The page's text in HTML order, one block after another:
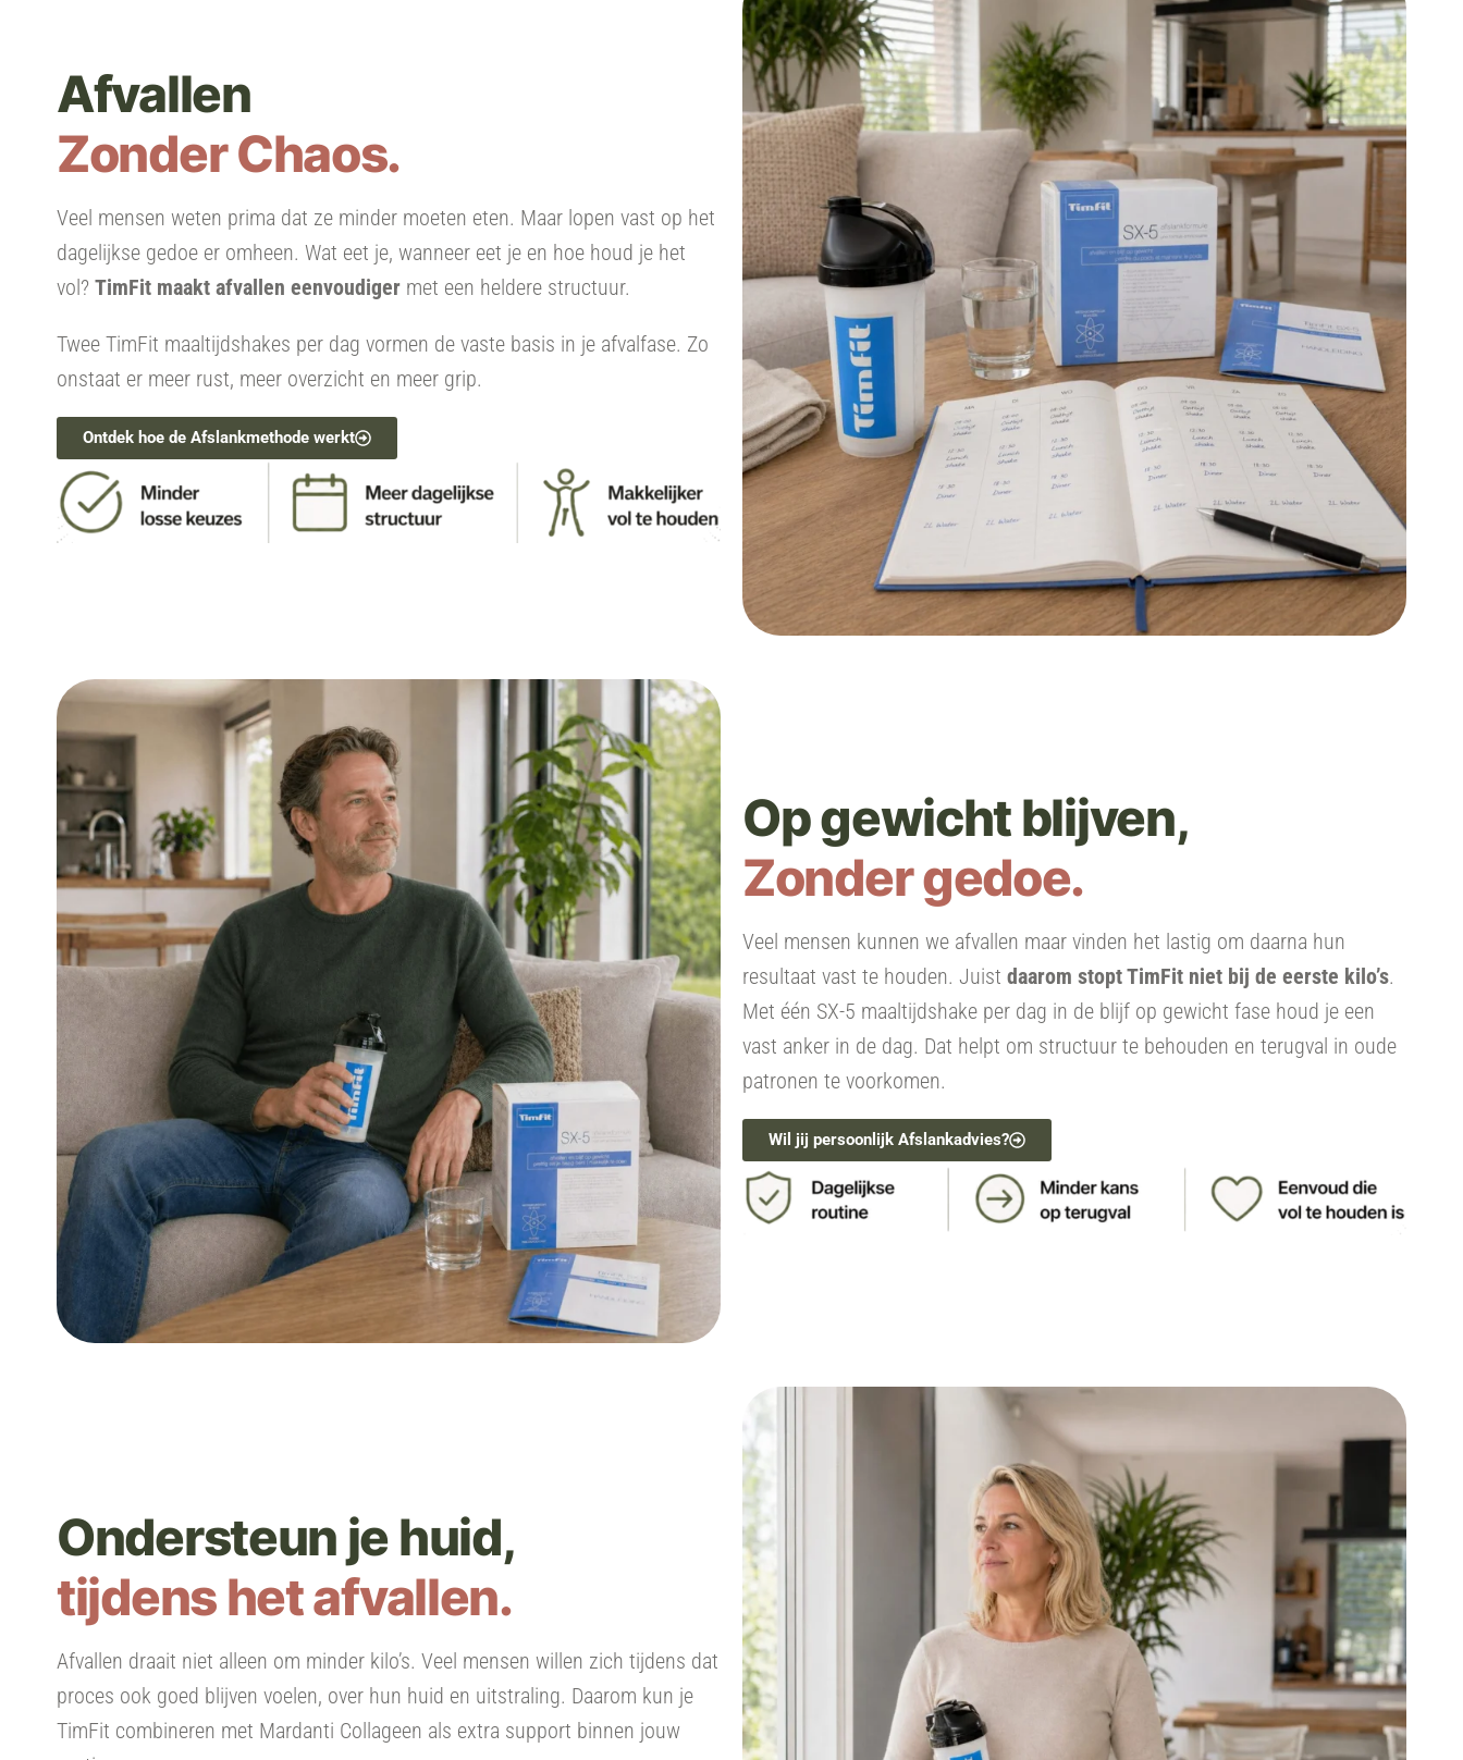
Afvallen
Zonder Chaos.
Veel mensen weten prima dat ze minder moeten eten. Maar lopen vast op het
dagelijkse gedoe er omheen. Wat eet je, wanneer eet je en hoe houd je het
vol? TimFit maakt afvallen eenvoudiger met een heldere structuur.
Twee TimFit maaltijdshakes per dag vormen de vaste basis in je afvalfase. Zo
onstaat er meer rust, meer overzicht en meer grip.
Ontdek hoe de Afslankmethode werkt
Op gewicht blijven,
Zonder gedoe.
Veel mensen kunnen we afvallen maar vinden het lastig om daarna hun
resultaat vast te houden. Juist daarom stopt TimFit niet bij de eerste kilo’s.
Met één SX-5 maaltijdshake per dag in de blijf op gewicht fase houd je een
vast anker in de dag. Dat helpt om structuur te behouden en terugval in oude
patronen te voorkomen.
Wil jij persoonlijk Afslankadvies?
Ondersteun je huid,
tijdens het afvallen.
Afvallen draait niet alleen om minder kilo’s. Veel mensen willen zich tijdens dat
proces ook goed blijven voelen, over hun huid en uitstraling. Daarom kun je
TimFit combineren met Mardanti Collageen als extra support binnen jouw